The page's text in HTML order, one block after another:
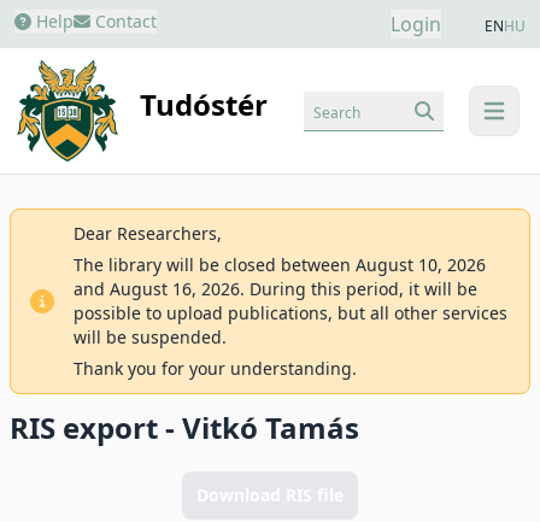
Help Contact Login ENHU
Tudóstér menu
Search
Dear Researchers,
The library will be closed between August 10, 2026
and August 16, 2026. During this period, it will be
possible to upload publications, but all other services
will be suspended.
Thank you for your understanding.
RIS export - Vitkó Tamás
Download RIS file